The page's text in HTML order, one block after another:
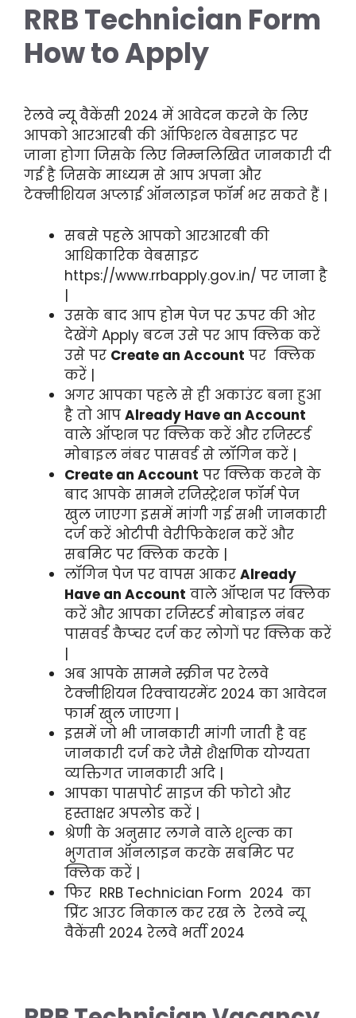
RRBTechnician Form
How to Apply
रेलवे न्यू वैकेंसी 2024 में आवेदन करने के लिए
आपको आरआरबी की ऑफिशल वेबसाइट पर
जाना होगा जिसके लिए निम्नलिखित जानकारी दी
गई है जिसके माध्यम से आप अपना और
टेक्नीशियन अप्लाई ऑनलाइन फॉर्म भर सकते हैं |
सबसे पहले आपको आरआरबी की
आधिकारिक वेबसाइट
https://www.rrbapply.gov.in/ पर जाना है
|
उसके बाद आप होम पेज पर ऊपर की ओर
देखेंगे Apply बटन उसे पर आप क्लिक करें
उसे पर Create an Account पर क्लिक
करें |
अगर आपका पहले से ही अकाउंट बना हुआ
है तो आप Already Have an Account
वाले ऑप्शन पर क्लिक करें और रजिस्टर्ड
मोबाइल नंबर पासवर्ड से लॉगिन करें |
Create an Account पर क्लिक करने के
बाद आपके सामने रजिस्ट्रेशन फॉर्म पेज
खुल जाएगा इसमें मांगी गई सभी जानकारी
दर्ज करें ओटीपी वेरीफिकेशन करें और
सबमिट पर क्लिक करके |
लॉगिन पेज पर वापस आकर Already
Have an Account वाले ऑप्शन पर क्लिक
करें और आपका रजिस्टर्ड मोबाइल नंबर
पासवर्ड कैप्चर दर्ज कर लोगों पर क्लिक करें
|
अब आपके सामने स्क्रीन पर रेलवे
टेक्नीशियन रिक्वायरमेंट 2024 का आवेदन
फार्म खुल जाएगा |
इसमें जो भी जानकारी मांगी जाती है वह
जानकारी दर्ज करे जैसे शैक्षणिक योग्यता
व्यक्तिगत जानकारी अदि |
आपका पासपोर्ट साइज की फोटो और
हस्ताक्षर अपलोड करें |
श्रेणी के अनुसार लगने वाले शुल्क का
भुगतान ऑनलाइन करके सबमिट पर
क्लिक करें |
फिर RRB Technician Form 2024 का
प्रिंट आउट निकाल कर रख ले रेलवे न्यू
वैकेंसी 2024 रेलवे भर्ती 2024